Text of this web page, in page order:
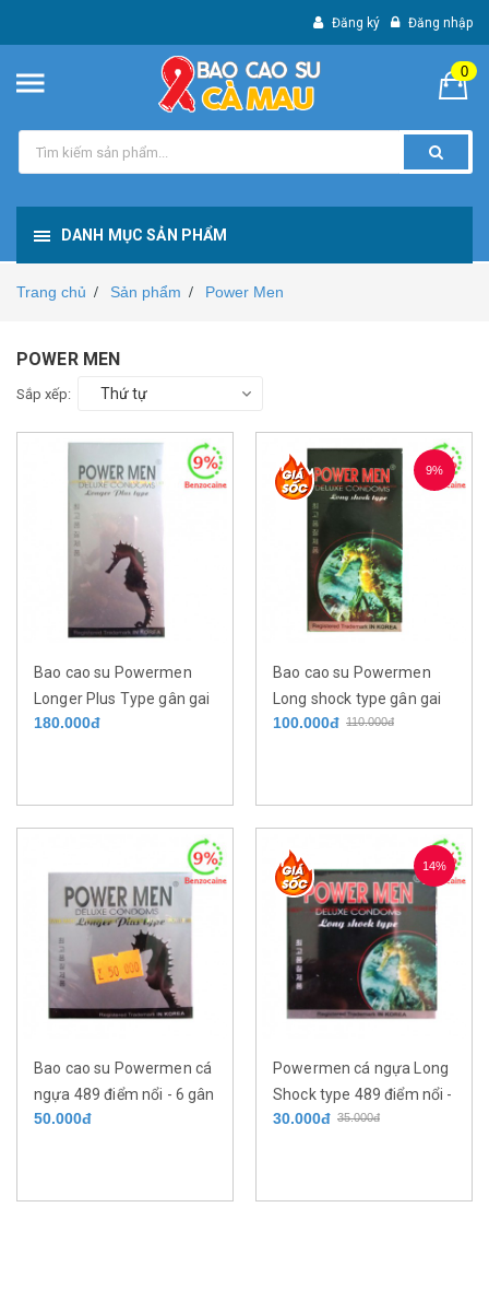
Đăng ký Đăng nhập
0
DANH MỤC SẢN PHẨM
Trang chủ / Sản phẩm / Power Men
POWER MEN
Sắp xếp: Thứ tự
Bao cao su Powermen
Longer Plus Type gân gai
kéo dài thời gian 9%
180.000đ
9%
Bao cao su Powermen
Long shock type gân gai
kéo dài thời gian 5%
110.000đ
100.000đ
Bao cao su Powermen cá
ngựa 489 điểm nổi - 6 gân
chìm - kéo dài thời gian
50.000đ
14%
Powermen cá ngựa Long
Shock type 489 điểm nổi -
6 gân chìm - kéo dài thời
35.000đ
30.000đ